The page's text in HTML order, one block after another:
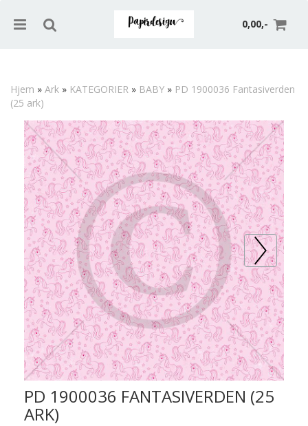
0,00,-
Hjem » Ark » KATEGORIER » BABY » PD 1900036 Fantasiverden
(25 ark)
Prev
PD 1900036 FANTASIVERDEN (25
ARK)
Trykk ENTER for å søke